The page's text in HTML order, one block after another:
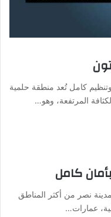
كامل تُعد منطقة حلمية
المرتفعة، وهو…
كامل
مدينة نصر من أكثر المناطق
عمارات…